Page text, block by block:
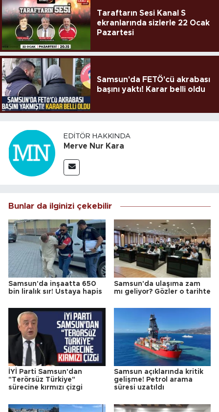
Taraftarın Sesi Kanal S
ekranlarında sizlerle 22 Ocak
Pazartesi
Samsun'da FETÖ'cü akrabası
başını yaktı! Karar belli oldu
EDITÖR HAKKINDA
Merve Nur Kara
Bunlar da ilginizi çekebilir
Samsun'da inşaatta 650
bin liralık sır! Ustaya hapis
Samsun'da ulaşıma zam
mı geliyor? Gözler o tarihte
İYİ Parti Samsun'dan
"Terörsüz Türkiye"
sürecine kırmızı çizgi
Samsun açıklarında kritik
gelişme! Petrol arama
süresi uzatıldı